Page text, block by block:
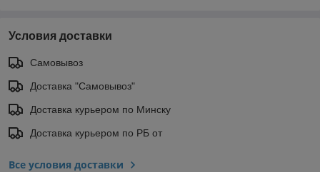
Условия доставки
Самовывоз
Доставка "Самовывоз"
Доставка курьером по Минску
Доставка курьером по РБ от
Все условия доставки